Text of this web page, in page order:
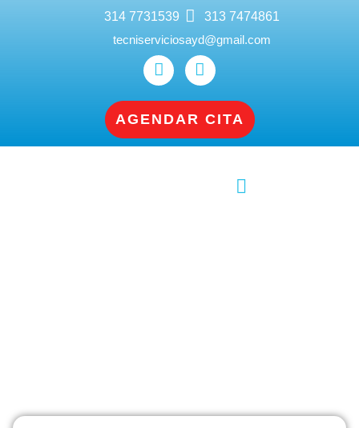
314 7731539
313 7474861
tecniserviciosayd@gmail.com
AGENDAR CITA